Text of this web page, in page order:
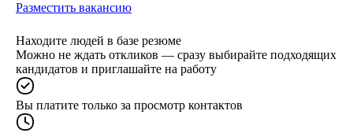
Разместить вакансию
Находите людей в базе резюме
Можно не ждать откликов — сразу выбирайте подходящих
кандидатов и приглашайте на работу
Вы платите только за просмотр контактов